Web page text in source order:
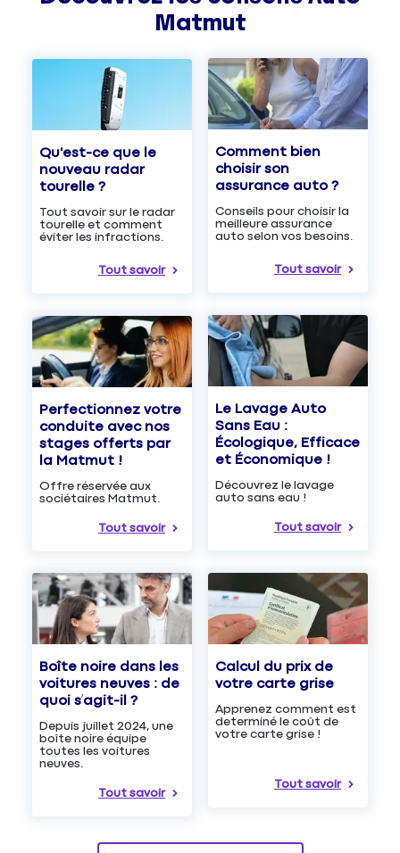
Matmut
Qu'est-ce que le
nouveau radar
tourelle ?
Tout savoir sur le radar
tourelle et comment
éviter les infractions.
Tout savoir
Comment bien
choisir son
assurance auto ?
Conseils pour choisir la
meilleure assurance
auto selon vos besoins.
Tout savoir
Perfectionnez votre
conduite avec nos
stages offerts par
la Matmut !
Offre réservée aux
sociétaires Matmut.
Tout savoir
Le Lavage Auto
Sans Eau :
Écologique, Efficace
et Économique !
Découvrez le lavage
auto sans eau !
Tout savoir
Boîte noire dans les
voitures neuves : de
quoi s’agit-il ?
Depuis juillet 2024, une
boîte noire équipe
toutes les voitures
neuves.
Tout savoir
Calcul du prix de
votre carte grise
Apprenez comment est
determiné le coût de
votre carte grise !
Tout savoir